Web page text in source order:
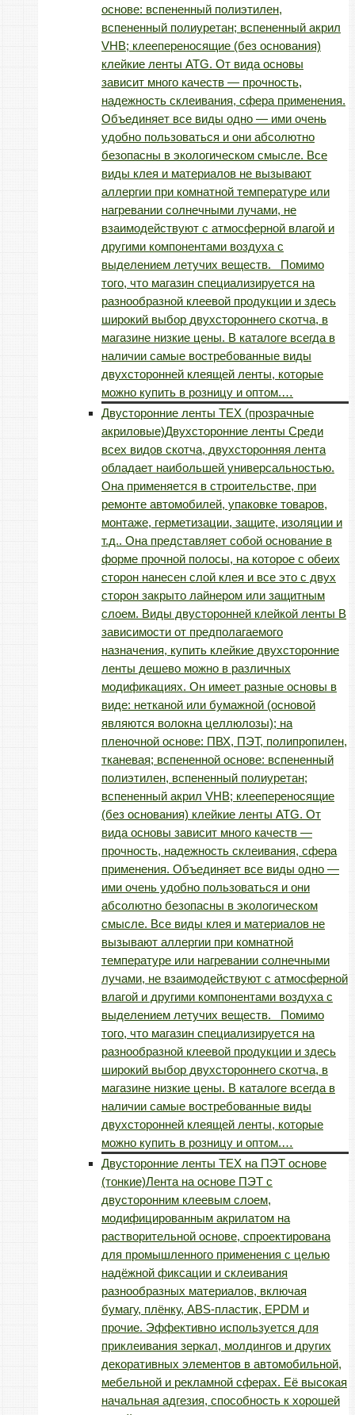
основе: вспененный полиэтилен,
вспененный полиуретан; вспененный акрил
VHB; клеепереносящие (без основания)
клейкие ленты ATG. От вида основы
зависит много качеств — прочность,
надежность склеивания, сфера применения.
Объединяет все виды одно — ими очень
удобно пользоваться и они абсолютно
безопасны в экологическом смысле. Все
виды клея и материалов не вызывают
аллергии при комнатной температуре или
нагревании солнечными лучами, не
взаимодействуют с атмосферной влагой и
другими компонентами воздуха с
выделением летучих веществ. Помимо
того, что магазин специализируется на
разнообразной клеевой продукции и здесь
широкий выбор двухстороннего скотча, в
магазине низкие цены. В каталоге всегда в
наличии самые востребованные виды
двухсторонней клеящей ленты, которые
можно купить в розницу и оптом.…
Двусторонние ленты TEX (прозрачные
акриловые)Двухсторонние ленты Среди
всех видов скотча, двухсторонняя лента
обладает наибольшей универсальностью.
Она применяется в строительстве, при
ремонте автомобилей, упаковке товаров,
монтаже, герметизации, защите, изоляции и
т.д.. Она представляет собой основание в
форме прочной полосы, на которое с обеих
сторон нанесен слой клея и все это с двух
сторон закрыто лайнером или защитным
слоем. Виды двусторонней клейкой ленты В
зависимости от предполагаемого
назначения, купить клейкие двухсторонние
ленты дешево можно в различных
модификациях. Он имеет разные основы в
виде: нетканой или бумажной (основой
являются волокна целлюлозы); на
пленочной основе: ПВХ, ПЭТ, полипропилен,
тканевая; вспененной основе: вспененный
полиэтилен, вспененный полиуретан;
вспененный акрил VHB; клеепереносящие
(без основания) клейкие ленты ATG. От
вида основы зависит много качеств —
прочность, надежность склеивания, сфера
применения. Объединяет все виды одно —
ими очень удобно пользоваться и они
абсолютно безопасны в экологическом
смысле. Все виды клея и материалов не
вызывают аллергии при комнатной
температуре или нагревании солнечными
лучами, не взаимодействуют с атмосферной
влагой и другими компонентами воздуха с
выделением летучих веществ. Помимо
того, что магазин специализируется на
разнообразной клеевой продукции и здесь
широкий выбор двухстороннего скотча, в
магазине низкие цены. В каталоге всегда в
наличии самые востребованные виды
двухсторонней клеящей ленты, которые
можно купить в розницу и оптом.…
Двусторонние ленты TEX на ПЭТ основе
(тонкие)Лента на основе ПЭТ с
двусторонним клеевым слоем,
модифицированным акрилатом на
растворительной основе, спроектирована
для промышленного применения с целью
надёжной фиксации и склеивания
разнообразных материалов, включая
бумагу, плёнку, ABS-пластик, EPDM и
прочие. Эффективно используется для
приклеивания зеркал, молдингов и других
декоративных элементов в автомобильной,
мебельной и рекламной сферах. Её высокая
начальная адгезия, способность к хорошей